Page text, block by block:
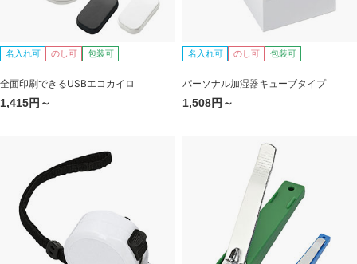
名入れ可 のし可 包装可
全面印刷できるUSBエコカイロ
1,415円～
名入れ可 のし可 包装可
パーソナル加湿器キューブタイプ
1,508円～